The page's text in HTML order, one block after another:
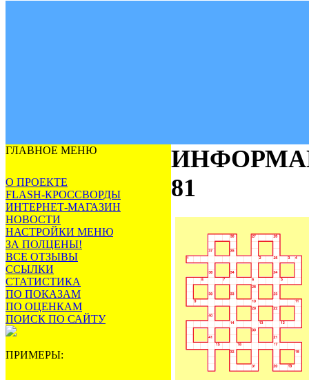
ГЛАВНОЕ МЕНЮ
О ПРОЕКТЕ
FLASH-КРОССВОРДЫ
ИНТЕРНЕТ-МАГАЗИН
НОВОСТИ
НАСТРОЙКИ МЕНЮ
ЗА ПОЛЦЕНЫ!
ВСЕ ОТЗЫВЫ
ССЫЛКИ
СТАТИСТИКА
ПО ПОКАЗАМ
ПО ОЦЕНКАМ
ПОИСК ПО САЙТУ
ПРИМЕРЫ:
81